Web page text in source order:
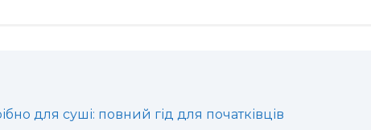
для суші: повний гід для початківців